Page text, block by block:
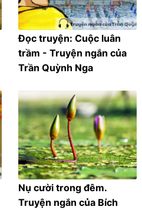
Đọc truyện: Cuộc luân
trầm - Truyện ngắn của
Trần Quỳnh Nga
Nụ cười trong đêm.
Truyện ngắn của Bích